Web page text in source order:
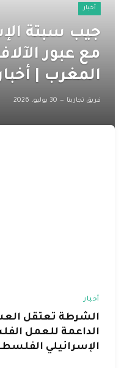
أخبار
جيب سبتة
مع عبور
المغرب |
فريق تجاربنا 30 يوليو، 2026
أخبار
الشرطة تعتقل
الداعمة للعمل
الإسرائيلي